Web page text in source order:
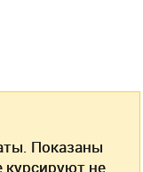
Показаны
курсируют не